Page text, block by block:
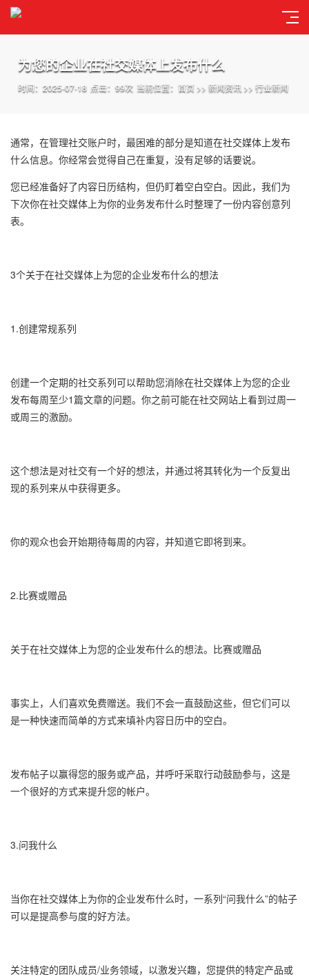
为您的企业在社交媒体上发布什么
当前位置： 首页>> 新闻资讯 >> 行业新闻
时间：2025-07-18 点击：99次
通常，在管理社交账户时，最困难的部分是知道在社交媒体上发布
什么信息。你经常会觉得自己在重复，没有足够的话要说。
您已经准备好了内容日历结构，但仍盯着空白空白。因此，我们为
下次你在社交媒体上为你的业务发布什么时整理了一份内容创意列
表。
3个关于在社交媒体上为您的企业发布什么的想法
1.创建常规系列
创建一个定期的社交系列可以帮助您消除在社交媒体上为您的企业
发布每周至少1篇文章的问题。你之前可能在社交网站上看到过周一
或周三的激励。
这个想法是对社交有一个好的想法，并通过将其转化为一个反复出
现的系列来从中获得更多。
你的观众也会开始期待每周的内容，并知道它即将到来。
2.比赛或赠品
关于在社交媒体上为您的企业发布什么的想法。比赛或赠品
事实上，人们喜欢免费赠送。我们不会一直鼓励这些，但它们可以
是一种快速而简单的方式来填补内容日历中的空白。
发布帖子以赢得您的服务或产品，并呼吁采取行动鼓励参与，这是
一个很好的方式来提升您的帐户。
3.问我什么
当你在社交媒体上为你的企业发布什么时，一系列“问我什么”的帖子
可以是提高参与度的好方法。
关注特定的团队成员/业务领域，以激发兴趣，您提供的特定产品或